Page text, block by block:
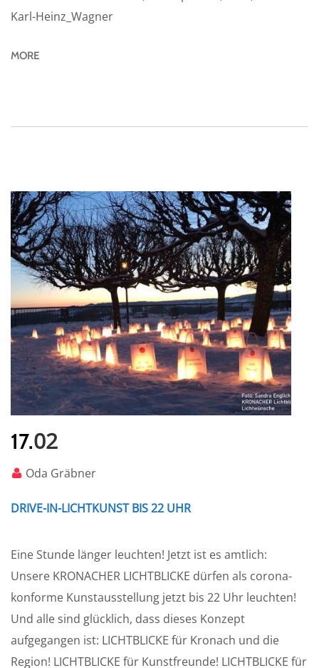
Karl-Heinz_Wagner
MORE
17.02
Oda Gräbner
DRIVE-IN-LICHTKUNST BIS 22 UHR
Eine Stunde länger leuchten! Jetzt ist es amtlich:
Unsere KRONACHER LICHTBLICKE dürfen als corona-
konforme Kunstausstellung jetzt bis 22 Uhr leuchten!
Und alle sind glücklich, dass dieses Konzept
aufgegangen ist: LICHTBLICKE für Kronach und die
Region! LICHTBLICKE für Kunstfreunde! LICHTBLICKE für